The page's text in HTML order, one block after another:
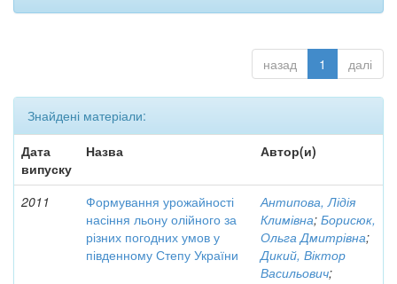
назад 1 далі
Знайдені матеріали:
Дата
випуску
Назва Автор(и)
2011
Формування урожайності
насіння льону олійного за
різних погодних умов у
південному Степу України
Антипова, Лідія
Климівна; Борисюк,
Ольга Дмитрівна;
Дикий, Віктор
Васильович;